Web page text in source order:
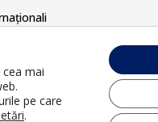
mai
pe care
.